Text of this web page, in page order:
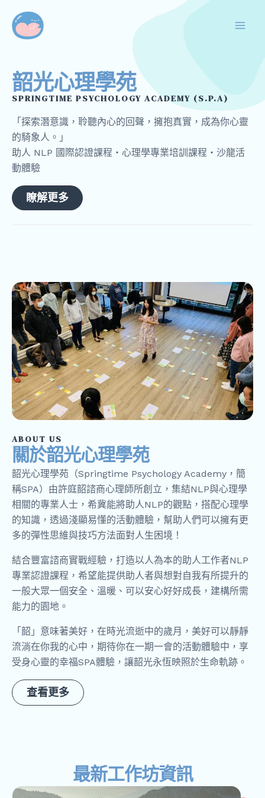
韶光心理學苑
SPRINGTIME PSYCHOLOGY ACADEMY (S.P.A)
「探索潛意識，聆聽內心的回聲，擁抱真實，成為你心靈
的騎象人。」
助人 NLP 國際認證課程・心理學專業培訓課程・沙龍活
動體驗
瞭解更多
ABOUT US
關於韶光心理學苑
韶光心理學苑（Springtime Psychology Academy，簡
稱SPA）由許庭韶諮商心理師所創立，集結NLP與心理學
相關的專業人士，希冀能將助人NLP的觀點，搭配心理學
的知識，透過淺顯易懂的活動體驗，幫助人們可以擁有更
多的彈性思維與技巧方法面對人生困境！
結合豐富諮商實戰經驗，打造以人為本的助人工作者NLP
專業認證課程，希望能提供助人者與想對自我有所提升的
一般大眾一個安全、溫暖、可以安心好好成長，建構所需
能力的園地。
「韶」意味著美好，在時光流逝中的歲月，美好可以靜靜
流淌在你我的心中，期待你在一期一會的活動體驗中，享
受身心靈的幸福SPA體驗，讓韶光永恆映照於生命軌跡。
查看更多
最新工作坊資訊